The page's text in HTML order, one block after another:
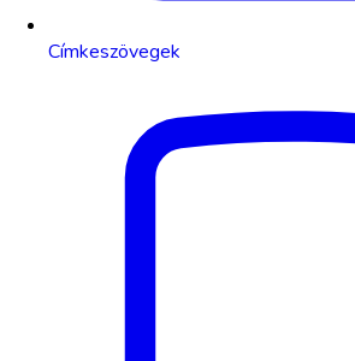
Címkeszövegek